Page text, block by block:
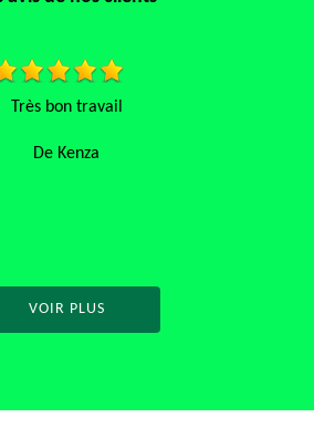
et professionnel je recommande
De Noemie
VOIR PLUS